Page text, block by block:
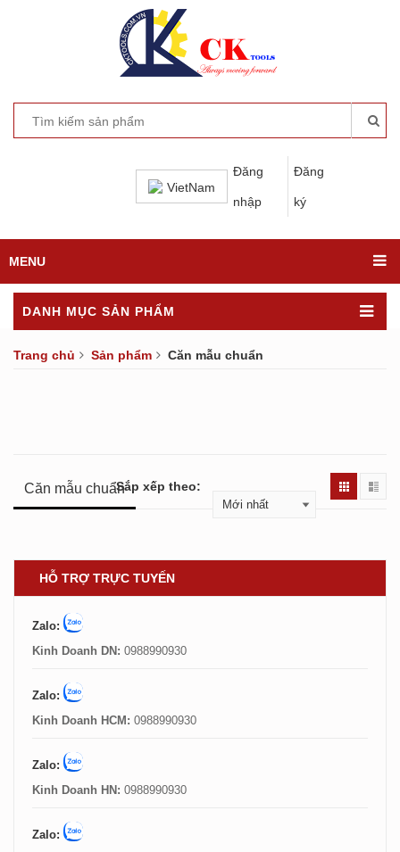
VietNam
Đăng
nhập
Đăng
ký
MENU
DANH MỤC SẢN PHẨM
Trang chủ Sản phẩm Căn mẫu chuẩn
HỖ TRỢ TRỰC TUYẾN
Zalo:
Kinh Doanh DN: 0988990930
Zalo:
Kinh Doanh HCM: 0988990930
Zalo:
Kinh Doanh HN: 0988990930
Zalo:
Căn mẫu chuẩnSắp xếp theo: